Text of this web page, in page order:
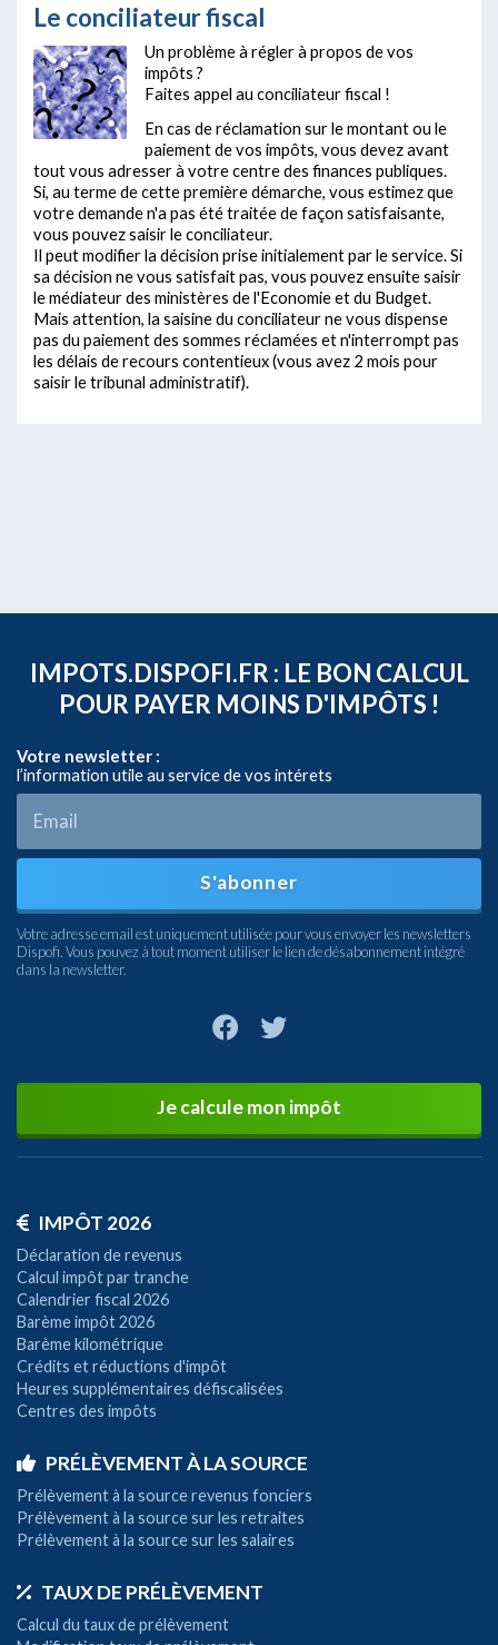
Le conciliateur fiscal
Un problème à régler à propos de vos
impôts ?
Faites appel au conciliateur fiscal !
En cas de réclamation sur le montant ou le
paiement de vos impôts, vous devez avant
tout vous adresser à votre centre des finances publiques.
Si, au terme de cette première démarche, vous estimez que
votre demande n'a pas été traitée de façon satisfaisante,
vous pouvez saisir le conciliateur.
Il peut modifier la décision prise initialement par le service. Si
sa décision ne vous satisfait pas, vous pouvez ensuite saisir
le médiateur des ministères de l'Economie et du Budget.
Mais attention, la saisine du conciliateur ne vous dispense
pas du paiement des sommes réclamées et n'interrompt pas
les délais de recours contentieux (vous avez 2 mois pour
saisir le tribunal administratif).
IMPOTS.DISPOFI.FR : LE BON CALCUL
POUR PAYER MOINS D'IMPÔTS !
Votre newsletter :
l’information utile au service de vos intérets
S'abonner
Votre adresse email est uniquement utilisée pour vous envoyer les newsletters
Dispofi. Vous pouvez à tout moment utiliser le lien de désabonnement intégré
dans la newsletter.
Je calcule mon impôt
IMPÔT 2026
Déclaration de revenus
Calcul impôt par tranche
Calendrier fiscal 2026
Barème impôt 2026
Barème kilométrique
Crédits et réductions d'impôt
Heures supplémentaires défiscalisées
Centres des impôts
PRÉLÈVEMENT À LA SOURCE
Prélèvement à la source revenus fonciers
Prélèvement à la source sur les retraites
Prélèvement à la source sur les salaires
TAUX DE PRÉLÈVEMENT
Calcul du taux de prélèvement